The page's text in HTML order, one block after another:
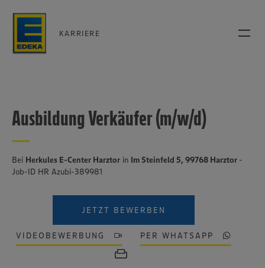
KARRIERE
Ausbildung Verkäufer (m/w/d)
Bei Herkules E-Center Harztor in Im Steinfeld 5, 99768 Harztor -
Job-ID HR Azubi-389981
JETZT BEWERBEN
VIDEOBEWERBUNG PER WHATSAPP